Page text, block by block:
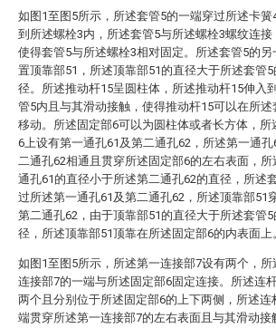
如图1至图5所示，所述套管5的一端穿过所述卡簧
到所述螺栓3内，所述套管5与所述螺栓3螺纹连接
使得套管5与所述螺栓3相对固定。所述套管5的另
置顶靠部51，所述顶靠部51的直径大于所述套管5
径。所述推动杆15呈圆柱体，所述推动杆15伸入
管5内且与其滑动接触，使得推动杆15可以在所述
移动。所述固定部6可以为圆柱体或者长方体，所
6上设有第一通孔61及第二通孔62，所述第一通孔
二通孔62相通且贯穿所述固定部6的左右表面，所
通孔61的直径小于所述第二通孔62的直径，所述
过所述第一通孔61及第二通孔62，所述顶靠部51
第二通孔62，由于顶靠部51的直径大于所述套管5
径，所述顶靠部51顶靠在所述固定部6的内表面上
如图1至图5所示，所述第一连接部7设有两个，所
连接部7的一端与所述固定部6固定连接。所述连
两个且分别位于所述固定部6的上下两侧，所述连
端贯穿所述第一连接部7的左右表面且与其滑动接